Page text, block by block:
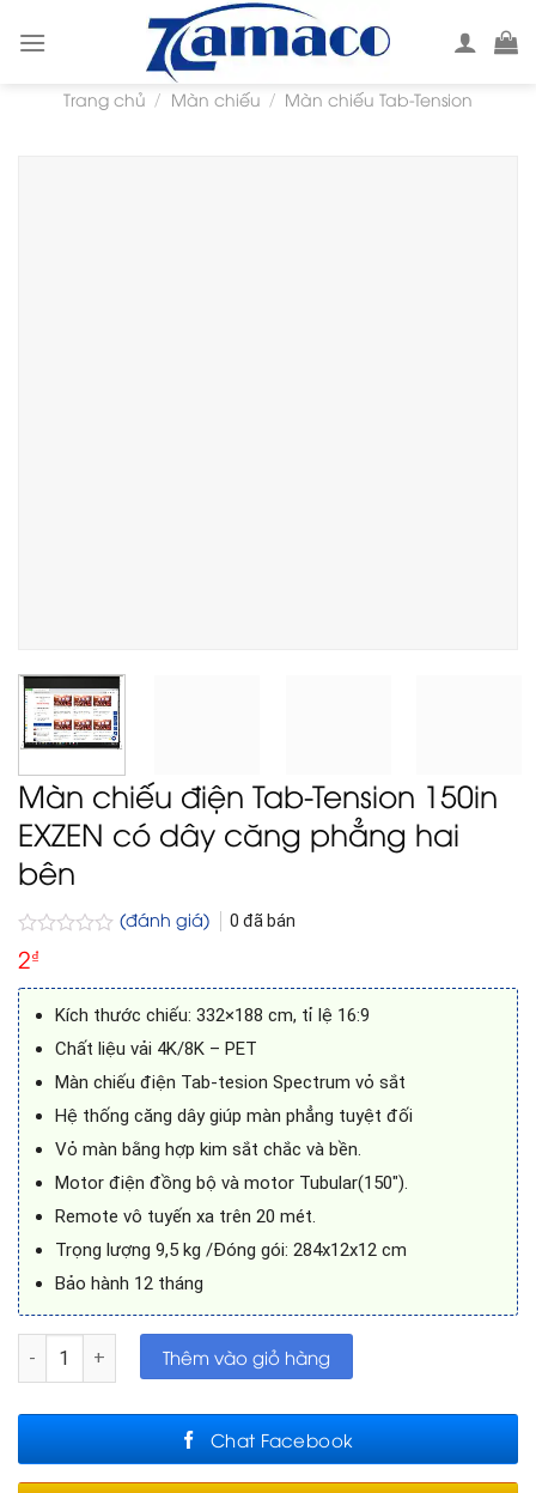
Trang chủ / Màn chiếu / Màn chiếu Tab-Tension
Màn chiếu điện Tab-Tension 150in
EXZEN có dây căng phẳng hai
bên
Được
xếp
hạng
0
5
sao
(đánh giá) 0 đã bán
2₫
Kích thước chiếu: 332×188 cm, tỉ lệ 16:9
Chất liệu vải 4K/8K – PET
Màn chiếu điện Tab-tesion Spectrum vỏ sắt
Hệ thống căng dây giúp màn phẳng tuyệt đối
Vỏ màn bằng hợp kim sắt chắc và bền.
Motor điện đồng bộ và motor Tubular(150″).
Remote vô tuyến xa trên 20 mét.
Trọng lượng 9,5 kg /Đóng gói: 284x12x12 cm
Bảo hành 12 tháng
Màn chiếu điện Tab-Tension 150in EXZEN có dây căng
Thêm vào giỏ hàng
Chat Facebook